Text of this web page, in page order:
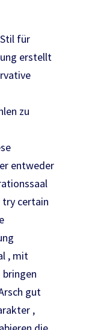
für
erstellt
zu
entweder
certain
, mit
gut
,